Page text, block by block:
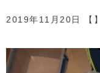
2019年11月20日 【】